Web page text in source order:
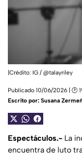
|Crédito: IG / @talayriley
Publicado 10/06/2026 | 🕑
Escrito por: Susana
Espectáculos.- La
encuentra de luto